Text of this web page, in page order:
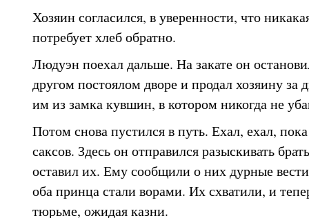
Хозяин согласился, в уверенности, что
потребует хлеб обратно.
Людуэн поехал дальше. На закате он
другом постоялом дворе и продал хозяину за
им из замка кувшин, в котором никогда не
Потом снова пустился в путь. Ехал, ехал,
саксов. Здесь он отправился разыскивать
оставил их. Ему сообщили о них дурные
оба принца стали ворами. Их схватили, и
тюрьме, ожидая казни.